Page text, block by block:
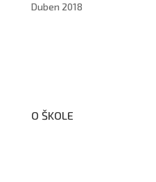
Duben 2018
O ŠKOLE